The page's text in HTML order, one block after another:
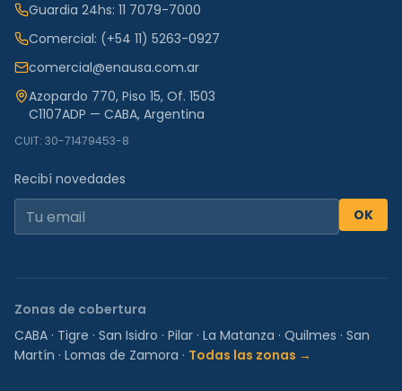
Guardia 24hs: 11 7079-7000
Comercial: (+54 11) 5263-0927
comercial@enausa.com.ar
Azopardo 770, Piso 15, Of. 1503
C1107ADP — CABA, Argentina
CUIT: 30-71479453-8
Recibí novedades
OK
Zonas de cobertura
CABA · Tigre · San Isidro · Pilar · La Matanza · Quilmes · San
Martín · Lomas de Zamora · Todas las zonas →